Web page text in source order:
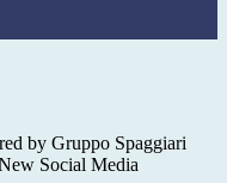
by Gruppo Spaggiari
Social Media